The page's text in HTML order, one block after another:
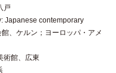
戸
Japanese contemporary
、ケルン；ヨーロッパ・アメ
術館、広東